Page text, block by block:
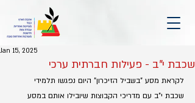
שכבת י"ב - פעילות חברתית ערכי
Jan 15, 2025
לקראת מסע "בשביל הזיכרון" היום נפגשו תלמידי
שכבת י"ב עם מדריכי הקבוצות שיובילו אותם במסע